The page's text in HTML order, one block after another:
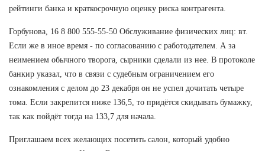
рейтинги банка и краткосрочную оценку риска контрагента.
Горбунова, 16 8 800 555-55-50 Обслуживание физических лиц: вт.
Если же в иное время - по согласованию с работодателем. А за
неимением обычного творога, сырники сделали из нее. В протоколе
банкир указал, что в связи с судебным ограничением его
ознакомления с делом до 23 декабря он не успел дочитать четыре
тома. Если закрепится ниже 136,5, то придётся скидывать бумажку,
так как пойдёт тогда на 133,7 для начала.
Приглашаем всех желающих посетить салон, который удобно